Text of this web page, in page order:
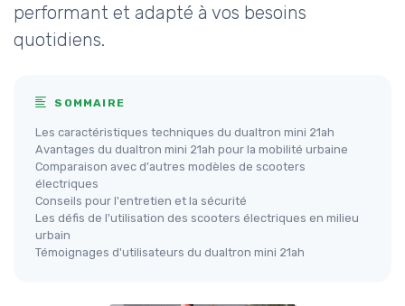
performant et adapté à vos besoins
quotidiens.
SOMMAIRE
Les caractéristiques techniques du dualtron mini 21ah
Avantages du dualtron mini 21ah pour la mobilité urbaine
Comparaison avec d'autres modèles de scooters
électriques
Conseils pour l'entretien et la sécurité
Les défis de l'utilisation des scooters électriques en milieu
urbain
Témoignages d'utilisateurs du dualtron mini 21ah